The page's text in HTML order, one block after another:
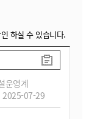
하실 수 있습니다.
운영계
2025-07-29